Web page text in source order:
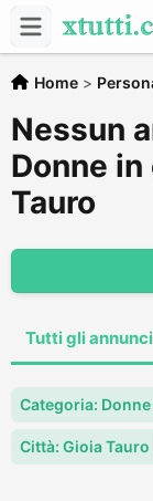
Home >
Nessun
Donne
Tauro
Tutti gli annunci
Categoria:
Città: Gioia Tauro